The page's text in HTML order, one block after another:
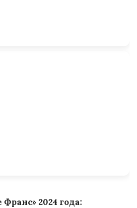
2024 года: